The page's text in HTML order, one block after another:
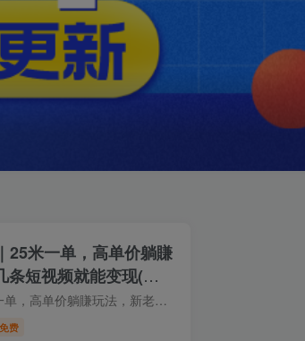
25米一单，高单价躺賺
条短视频就能变现(更
小红书CPA拉新实战项目｜25米一单，高单价躺賺玩法，新老用户通吃，发几条短视频就能变现（更新0706） 课程介绍每四年…
费